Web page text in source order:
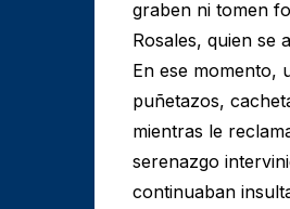
graben ni tomen
Rosales, quien se
En ese momento,
puñetazos,
mientras le
serenazgo
continuaban